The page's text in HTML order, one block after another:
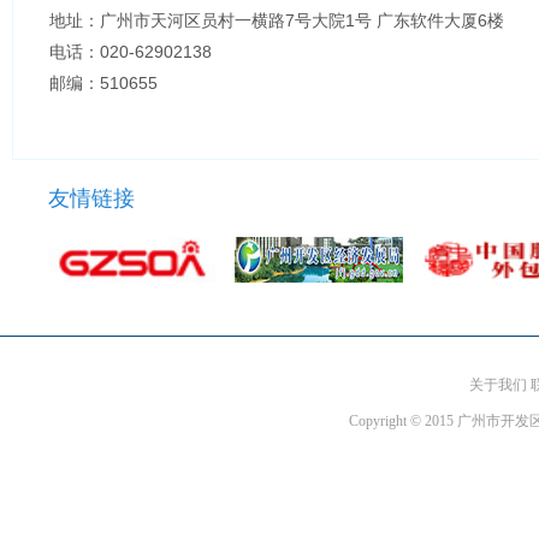
地址：广州市天河区员村一横路7号大院1号 广东软件大厦6楼
电话：020-62902138
邮编：510655
友情链接
关于我们
Copyright © 2015 广州市开发